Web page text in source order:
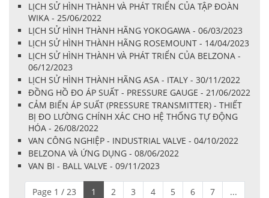
LỊCH SỬ HÌNH THÀNH VÀ PHÁT TRIỂN CỦA TẬP ĐOÀN
WIKA - 25/06/2022
LỊCH SỬ HÌNH THÀNH HÃNG YOKOGAWA - 06/03/2023
LỊCH SỬ HÌNH THÀNH HÃNG ROSEMOUNT - 14/04/2023
LỊCH SỬ HÌNH THÀNH VÀ PHÁT TRIỂN CỦA BELZONA -
06/12/2023
LỊCH SỬ HÌNH THÀNH HÃNG ASA - ITALY - 30/11/2022
ĐỒNG HỒ ĐO ÁP SUẤT - PRESSURE GAUGE - 21/06/2022
CẢM BIẾN ÁP SUẤT (PRESSURE TRANSMITTER) - THIẾT
BỊ ĐO LƯỜNG CHÍNH XÁC CHO HỆ THỐNG TỰ ĐỘNG
HÓA - 26/08/2022
VAN CÔNG NGHIỆP - INDUSTRIAL VALVE - 04/10/2022
BELZONA VÀ ỨNG DỤNG - 08/06/2022
VAN BI - BALL VALVE - 09/11/2023
Page 1 / 23 1 2 3 4 5 6 7
...